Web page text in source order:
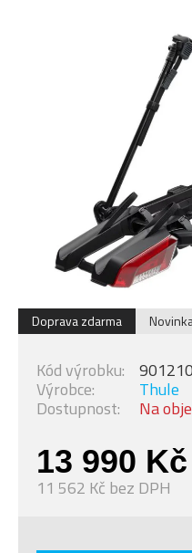
Doprava zdarma
13 990 Kč
11 562 Kč bez DPH
Dostupnost: Na
Výrobce: Thule
Kód výrobku: